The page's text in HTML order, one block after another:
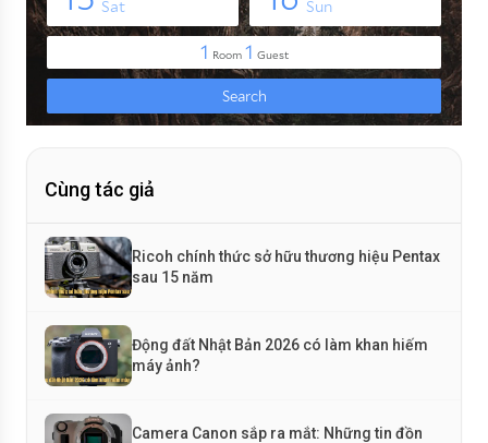
Cùng tác giả
Ricoh chính thức sở hữu thương hiệu Pentax
sau 15 năm
Động đất Nhật Bản 2026 có làm khan hiếm
máy ảnh?
Camera Canon sắp ra mắt: Những tin đồn